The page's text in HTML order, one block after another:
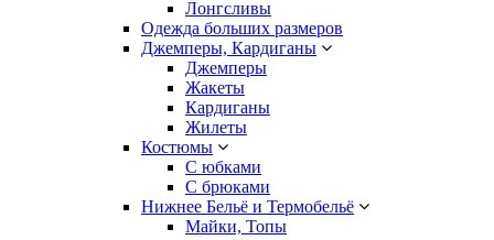
Лонгсливы
Одежда больших размеров
Джемперы, Кардиганы
Джемперы
Жакеты
Кардиганы
Жилеты
Костюмы
С юбками
С брюками
Нижнее Бельё и Термобельё
Майки, Топы